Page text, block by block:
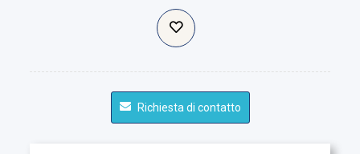
Richiesta di contatto